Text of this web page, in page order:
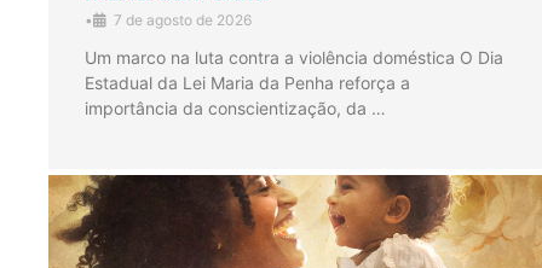
• 7 de agosto de 2026
Um marco na luta contra a violência doméstica O Dia
Estadual da Lei Maria da Penha reforça a
importância da conscientização, da …